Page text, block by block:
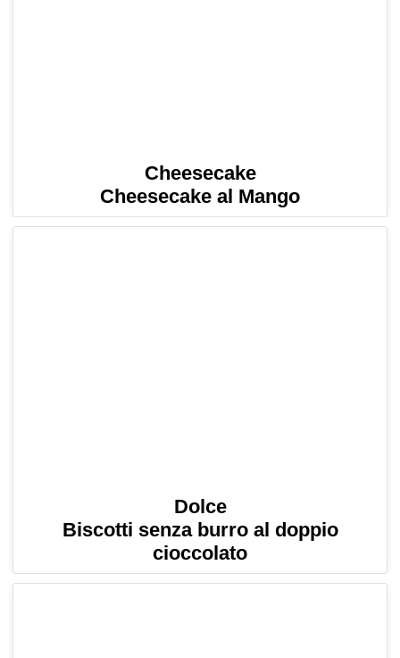
Cheesecake
Cheesecake al Mango
Dolce
Biscotti senza burro al doppio
cioccolato